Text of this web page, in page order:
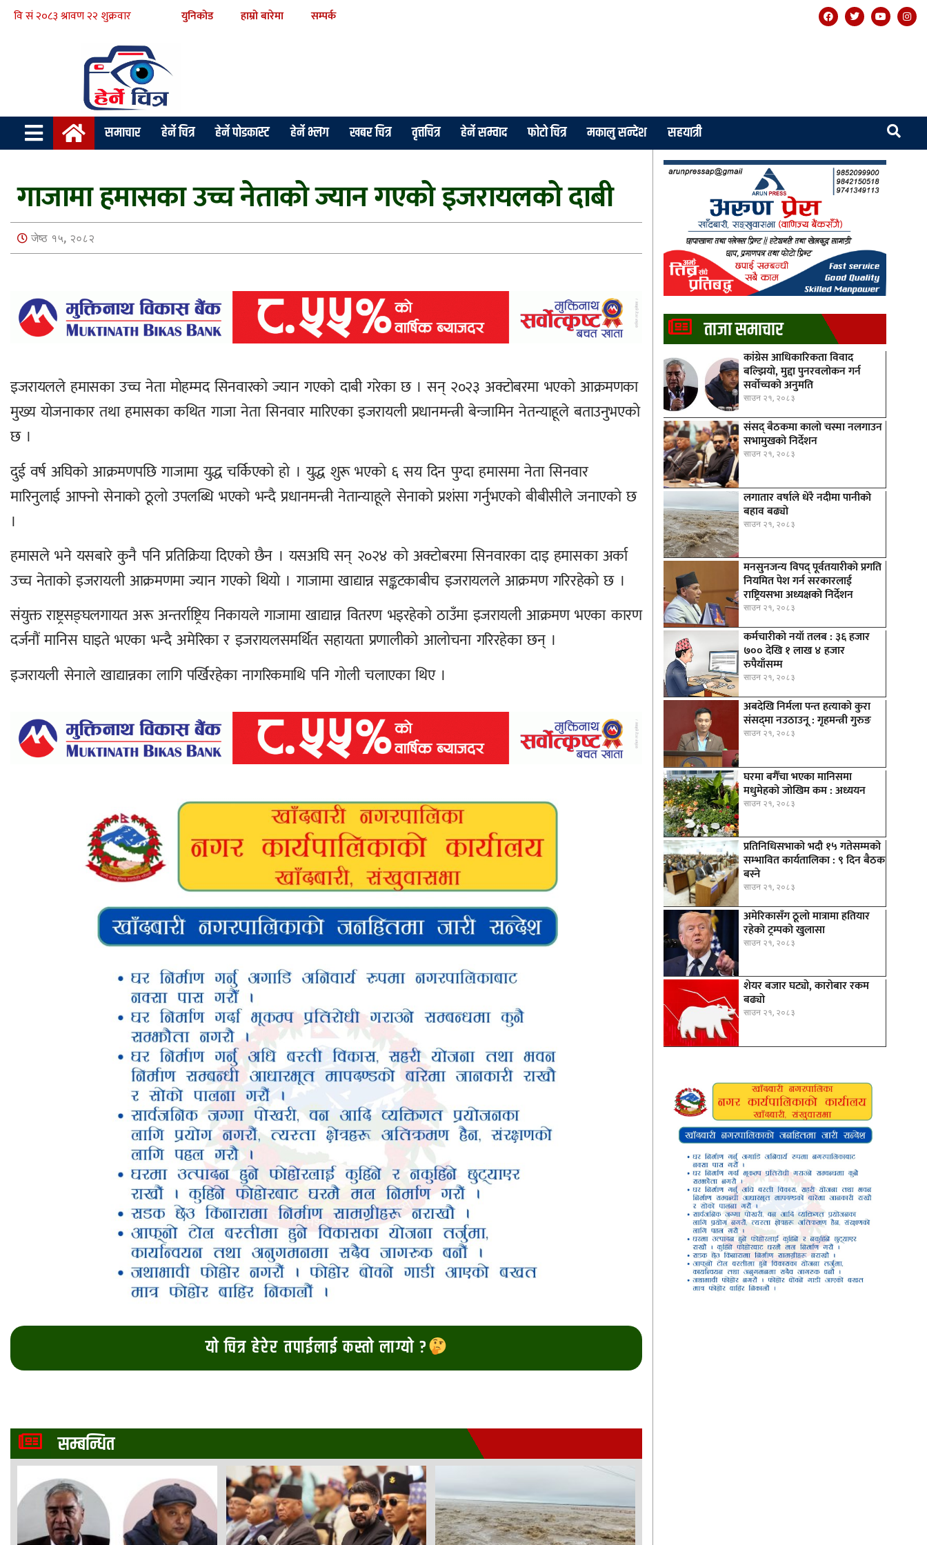
युनिकोड हाम्रो बारेमा सम्पर्क
समाचार हेर्ने चित्र हेर्ने पोडकास्ट हेर्ने भ्लग खबर चित्र वृत्तचित्र हेर्ने सम्वाद फोटो चित्र मकालु सन्देश सहयात्री
गाजामा हमासका उच्च नेताको ज्यान गएको इजरायलको दाबी
जेष्ठ १५, २०८२
इजरायलले हमासका उच्च नेता मोहम्मद सिनवारको ज्यान गएको दाबी गरेका छ । सन् २०२३ अक्टोबरमा भएको आक्रमणका
मुख्य योजनाकार तथा हमासका कथित गाजा नेता सिनवार मारिएका इजरायली प्रधानमन्त्री बेन्जामिन नेतन्याहूले बताउनुभएको
छ ।
दुई वर्ष अघिको आक्रमणपछि गाजामा युद्ध चर्किएको हो । युद्ध शुरू भएको ६ सय दिन पुग्दा हमासमा नेता सिनवार
मारिनुलाई आफ्नो सेनाको ठूलो उपलब्धि भएको भन्दै प्रधानमन्त्री नेतान्याहूले सेनाको प्रशंसा गर्नुभएको बीबीसीले जनाएको छ
।
हमासले भने यसबारे कुनै पनि प्रतिक्रिया दिएको छैन । यसअघि सन् २०२४ को अक्टोबरमा सिनवारका दाइ हमासका अर्का
उच्च नेताको इजरायली आक्रमणमा ज्यान गएको थियो । गाजामा खाद्यान्न सङ्कटकाबीच इजरायलले आक्रमण गरिरहेको छ ।
संयुक्त राष्ट्रसङ्घलगायत अरू अन्तर्राष्ट्रिय निकायले गाजामा खाद्यान्न वितरण भइरहेको ठाउँमा इजरायली आक्रमण भएका कारण
दर्जनौं मानिस घाइते भएका भन्दै अमेरिका र इजरायलसमर्थित सहायता प्रणालीको आलोचना गरिरहेका छन् ।
इजरायली सेनाले खाद्यान्नका लागि पर्खिरहेका नागरिकमाथि पनि गोली चलाएका थिए ।
यो चित्र हेरेर तपाईलाई कस्तो लाग्यो ?
सम्बन्धित
ताजा समाचार
कांग्रेस आधिकारिकता विवाद
बल्झियो, मुद्दा पुनरवलोकन गर्न
सर्वोच्चको अनुमति
साउन २१, २०८३
संसद् बैठकमा कालाे चस्मा नलगाउन
सभामुखकाे निर्देशन
साउन २१, २०८३
लगातार वर्षाले धेरै नदीमा पानीको
बहाव बढ्यो
साउन २१, २०८३
मनसुनजन्य विपद् पूर्वतयारीको प्रगति
नियमित पेश गर्न सरकारलाई
राष्ट्रियसभा अध्यक्षको निर्देशन
साउन २१, २०८३
कर्मचारीकाे नयाँ तलब : ३६ हजार
७०० देखि १ लाख ४ हजार
रुपैयाँसम्म
साउन २१, २०८३
अबदेखि निर्मला पन्त हत्याको कुरा
संसद्‍मा नउठाउनू : गृहमन्त्री गुरुङ
साउन २१, २०८३
घरमा बगैँचा भएका मानिसमा
मधुमेहको जोखिम कम : अध्ययन
साउन २१, २०८३
प्रतिनिधिसभाको भदौ १५ गतेसम्मको
सम्भावित कार्यतालिका : ९ दिन बैठक
बस्ने
साउन २१, २०८३
अमेरिकासँग ठूलो मात्रामा हतियार
रहेको ट्रम्पको खुलासा
साउन २१, २०८३
शेयर बजार घट्याे, काराेबार रकम
बढ्याे
साउन २१, २०८३